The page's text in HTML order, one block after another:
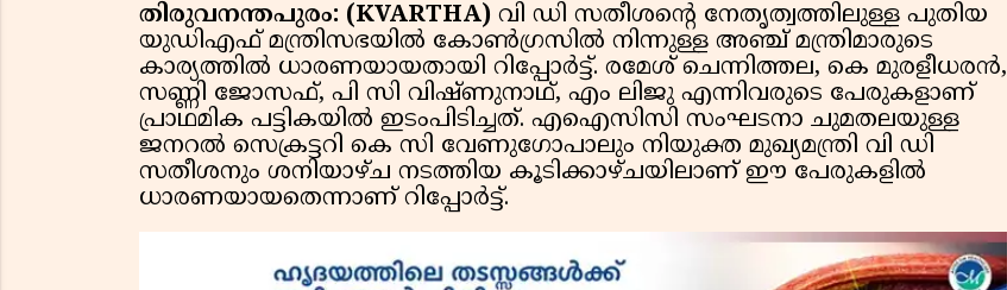
തിരുവനന്തപുരം: (KVARTHA) വി ഡി സതീശൻ്റെ നേതൃത്വത്തിലുള്ള പുതിയ
യുഡിഎഫ് മന്ത്രിസഭയിൽ കോൺഗ്രസിൽ നിന്നുള്ള അഞ്ച് മന്ത്രിമാരുടെ
കാര്യത്തിൽ ധാരണയായതായി റിപ്പോർട്ട്. രമേശ് ചെന്നിത്തല, കെ മുരളീധരൻ,
സണ്ണി ജോസഫ്, പി സി വിഷ്ണുനാഥ്, എം ലിജു എന്നിവരുടെ പേരുകളാണ്
പ്രാഥമിക പട്ടികയിൽ ഇടംപിടിച്ചത്. എഐസിസി സംഘടനാ ചുമതലയുള്ള
ജനറൽ സെക്രട്ടറി കെ സി വേണുഗോപാലും നിയുക്ത മുഖ്യമന്ത്രി വി ഡി
സതീശനും ശനിയാഴ്ച നടത്തിയ കൂടിക്കാഴ്ചയിലാണ് ഈ പേരുകളിൽ
ധാരണയായതെന്നാണ് റിപ്പോർട്ട്.